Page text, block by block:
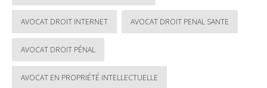
AVOCAT DROIT INTERNET AVOCAT DROIT PENAL SANTE
AVOCAT DROIT PÉNAL
AVOCAT EN PROPRIÉTÉ INTELLECTUELLE